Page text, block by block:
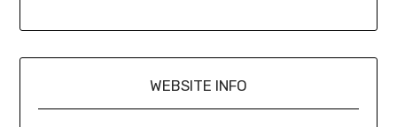
WEBSITE INFO